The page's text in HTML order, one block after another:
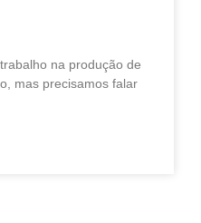
na produção de
mas precisamos falar